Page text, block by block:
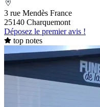
3 rue Mendès France
25140 Charquemont
Déposez le premier avis !
top notes